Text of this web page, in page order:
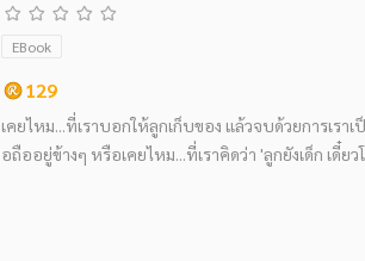
EBook
129
เคยไหม...ที่เราบอกให้ลูกเก็บของ แล้วจบด้วยการเรา
อถืออยู่ข้างๆ หรือเคยไหม...ที่เราคิดว่า 'ลูกยังเด็ก เดี๋ยว